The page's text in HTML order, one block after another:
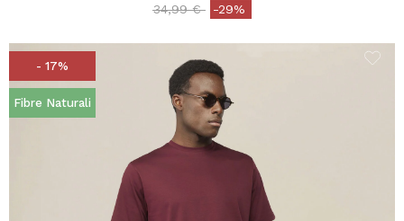
Price reduced from
34,99 €to-29%
- 17%
Fibre Naturali